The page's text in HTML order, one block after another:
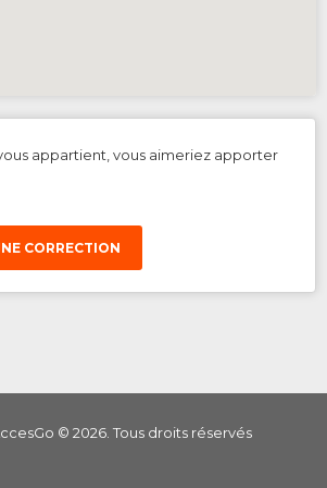
appartient, vous aimeriez apporter
CORRECTION
© 2026. Tous droits réservés